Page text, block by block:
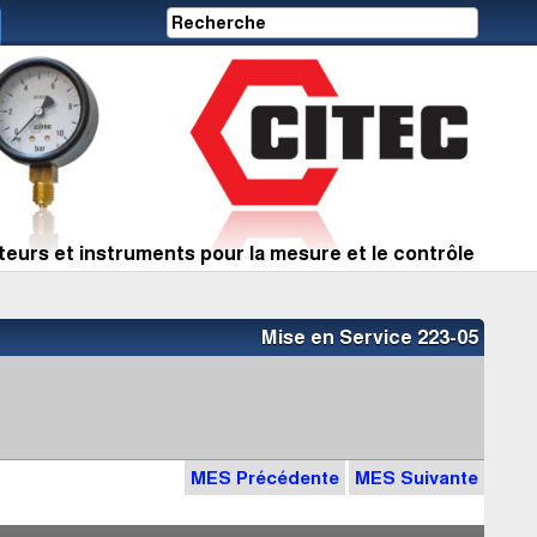
et instruments pour la mesure et le contrôle
Mise en Service 223-05
MES Précédente MES Suivante